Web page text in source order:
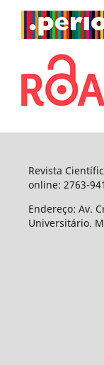
Revista
online: 2763-
Endereço: Av.
Universitário.